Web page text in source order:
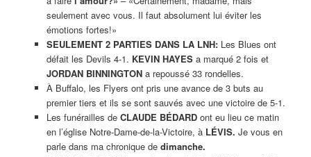
seulement avec vous. Il faut absolument lui éviter les
émotions fortes!»
SEULEMENT 2 PARTIES DANS LA LNH: Les Blues ont
défait les Devils 4-1. KEVIN HAYESa marqué 2 fois et
JORDAN BINNINGTONa repoussé 33 rondelles.
À Buffalo, les Flyers ont pris une avance de 3 buts au
premier tiers et ils se sont sauvés avec une victoire de 5-1.
Les funérailles de CLAUDE BÉDARDont eu lieu ce matin
en l’église Notre-Dame-de-la-Victoire, à LÉVIS. Je vous en
parle dans ma chronique de dimanche.